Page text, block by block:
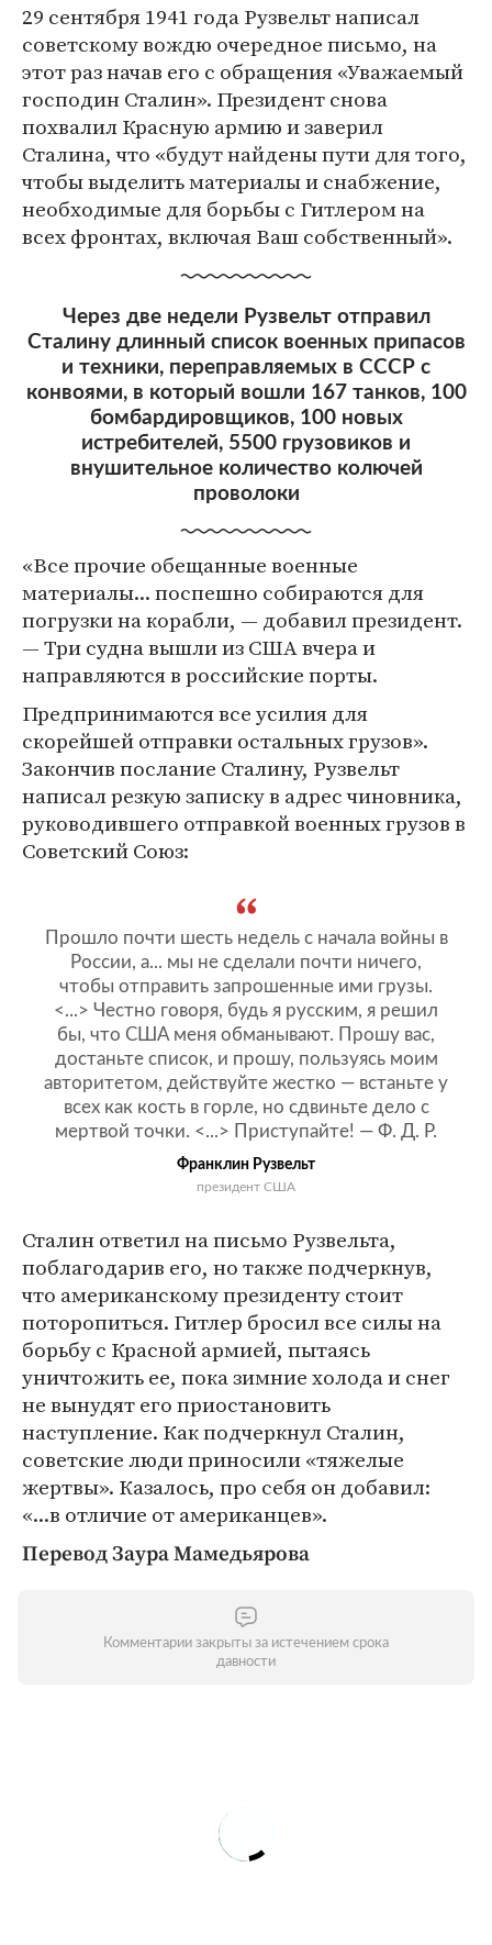
29 сентября 1941 года Рузвельт написал
советскому вождю очередное письмо, на
этот раз начав его с обращения «Уважаемый
господин Сталин». Президент снова
похвалил Красную армию и заверил
Сталина, что «будут найдены пути для того,
чтобы выделить материалы и снабжение,
необходимые для борьбы с Гитлером на
всех фронтах, включая Ваш собственный».
Через две недели Рузвельт отправил
Сталину длинный список военных припасов
и техники, переправляемых в СССР с
конвоями, в который вошли 167 танков, 100
бомбардировщиков, 100 новых
истребителей, 5500 грузовиков и
внушительное количество колючей
проволоки
«Все прочие обещанные военные
материалы... поспешно собираются для
погрузки на корабли, — добавил президент.
— Три судна вышли из США вчера и
направляются в российские порты.
Предпринимаются все усилия для
скорейшей отправки остальных грузов».
Закончив послание Сталину, Рузвельт
написал резкую записку в адрес чиновника,
руководившего отправкой военных грузов в
Советский Союз:
Прошло почти шесть недель с начала войны в
России, а... мы не сделали почти ничего,
чтобы отправить запрошенные ими грузы.
<...> Честно говоря, будь я русским, я решил
бы, что США меня обманывают. Прошу вас,
достаньте список, и прошу, пользуясь моим
авторитетом, действуйте жестко — встаньте у
всех как кость в горле, но сдвиньте дело с
мертвой точки. <...> Приступайте! — Ф. Д. Р.
Франклин Рузвельт
президент США
Сталин ответил на письмо Рузвельта,
поблагодарив его, но также подчеркнув,
что американскому президенту стоит
поторопиться. Гитлер бросил все силы на
борьбу с Красной армией, пытаясь
уничтожить ее, пока зимние холода и снег
не вынудят его приостановить
наступление. Как подчеркнул Сталин,
советские люди приносили «тяжелые
жертвы». Казалось, про себя он добавил:
«...в отличие от американцев».
Перевод Заура Мамедьярова
Комментарии закрыты за истечением срока
давности